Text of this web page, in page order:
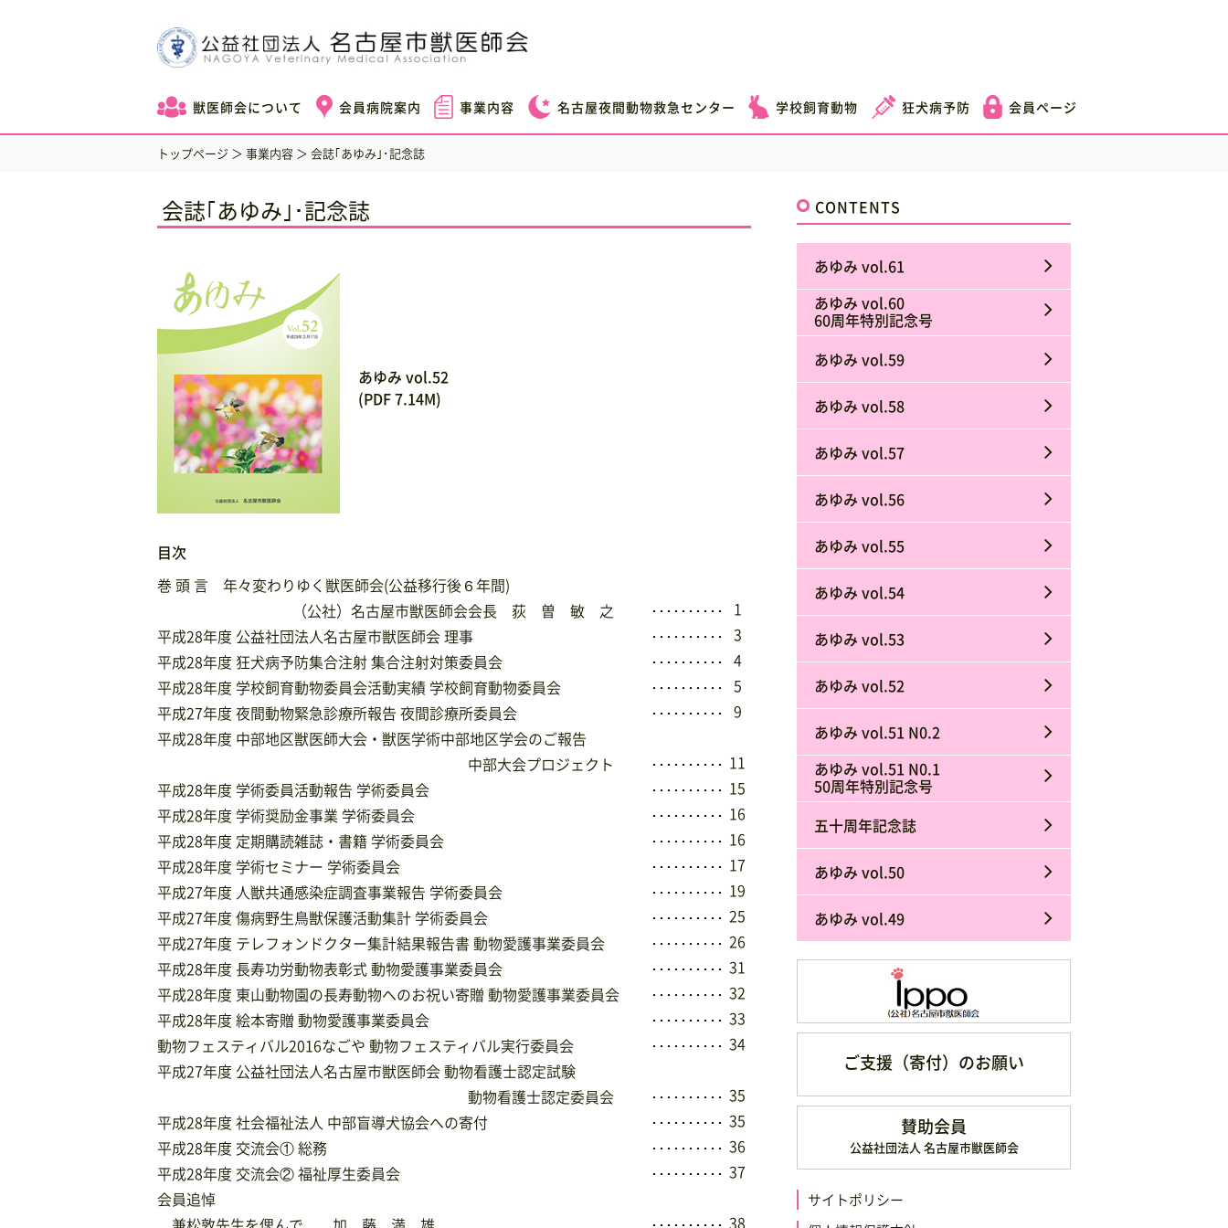
獣医師会について 会員病院案内 事業内容 名古屋夜間動物救急センター 学校飼育動物 狂犬病予防 会員ページ
トップページ ＞ 事業内容 ＞ 会誌｢あゆみ｣･記念誌
会誌｢あゆみ｣･記念誌
あゆみ vol.52
(PDF 7.14M)
目次
巻 頭 言 年々変わりゆく獣医師会(公益移行後６年間)
（公社）名古屋市獣医師会会長 荻 曽 敏 之
･･････････
1
平成28年度 公益社団法人名古屋市獣医師会 理事
･･････････ 3
平成28年度 狂犬病予防集合注射 集合注射対策委員会
･･････････ 4
平成28年度 学校飼育動物委員会活動実績 学校飼育動物委員会
･･････････ 5
平成27年度 夜間動物緊急診療所報告 夜間診療所委員会
･･････････ 9
平成28年度 中部地区獣医師大会・獣医学術中部地区学会のご報告
中部大会プロジェクト
･･････････ 11
平成28年度 学術委員活動報告 学術委員会
･･････････ 15
平成28年度 学術奨励金事業 学術委員会
･･････････ 16
平成28年度 定期購読雑誌・書籍 学術委員会
･･････････ 16
平成28年度 学術セミナー 学術委員会
･･････････ 17
平成27年度 人獣共通感染症調査事業報告 学術委員会
･･････････ 19
平成27年度 傷病野生鳥獣保護活動集計 学術委員会
･･････････ 25
平成27年度 テレフォンドクター集計結果報告書 動物愛護事業委員会
･･････････ 26
平成28年度 長寿功労動物表彰式 動物愛護事業委員会
･･････････ 31
平成28年度 東山動物園の長寿動物へのお祝い寄贈 動物愛護事業委員会
･･････････ 32
平成28年度 絵本寄贈 動物愛護事業委員会
･･････････ 33
動物フェスティバル2016なごや 動物フェスティバル実行委員会
･･････････ 34
平成27年度 公益社団法人名古屋市獣医師会 動物看護士認定試験
動物看護士認定委員会
･･････････ 35
平成28年度 社会福祉法人 中部盲導犬協会への寄付
･･････････ 35
平成28年度 交流会① 総務
･･････････ 36
平成28年度 交流会② 福祉厚生委員会
･･････････ 37
会員追悼
38
CONTENTS
あゆみ vol.61
あゆみ vol.60
60周年特別記念号
あゆみ vol.59
あゆみ vol.58
あゆみ vol.57
あゆみ vol.56
あゆみ vol.55
あゆみ vol.54
あゆみ vol.53
あゆみ vol.52
あゆみ vol.51 N0.2
あゆみ vol.51 N0.1
50周年特別記念号
五十周年記念誌
あゆみ vol.50
あゆみ vol.49
ご支援（寄付）のお願い
賛助会員
公益社団法人 名古屋市獣医師会
サイトポリシー